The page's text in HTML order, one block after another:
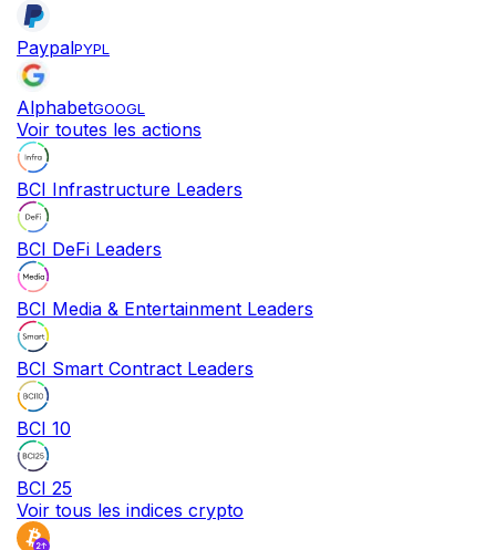
PaypalPYPL
AlphabetGOOGL
Voir toutes les actions
BCI Infrastructure Leaders
BCI DeFi Leaders
BCI Media & Entertainment Leaders
BCI Smart Contract Leaders
BCI 10
BCI 25
Voir tous les indices crypto